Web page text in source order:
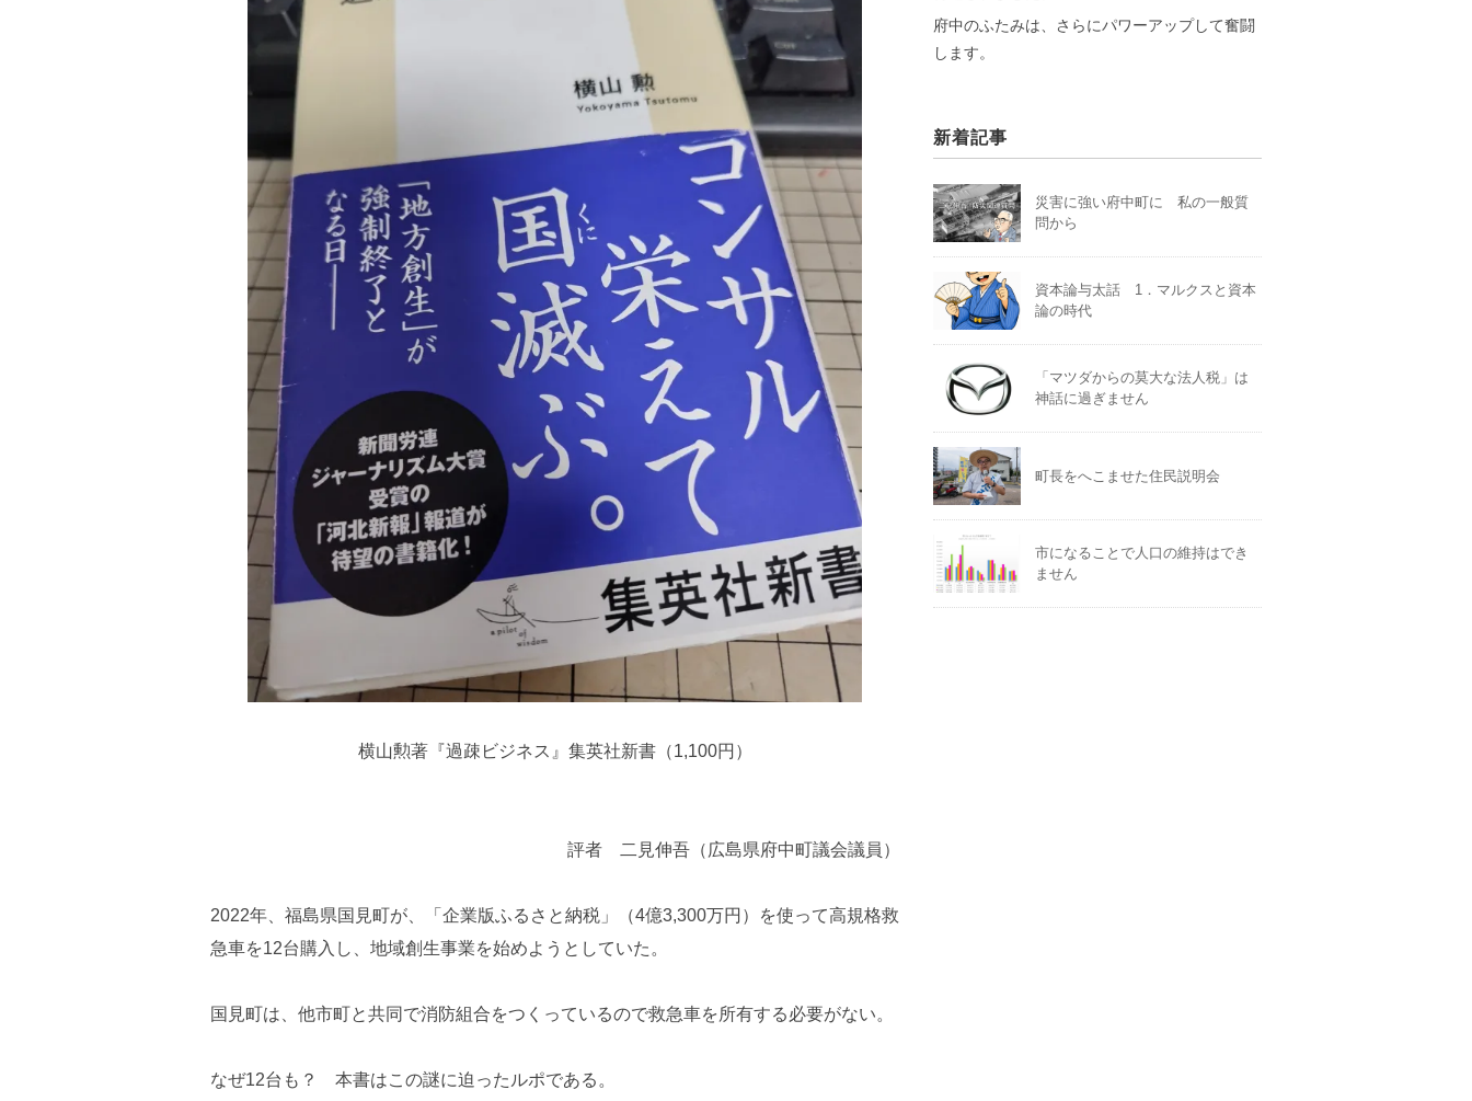
横山勲著『過疎ビジネス』集英社新書（1,100円）
評者 二見伸吾（広島県府中町議会議員）
2022年、福島県国見町が、「企業版ふるさと納税」（4億3,300万円）を使って高規格救
急車を12台購入し、地域創生事業を始めようとしていた。
国見町は、他市町と共同で消防組合をつくっているので救急車を所有する必要がない。
なぜ12台も？ 本書はこの謎に迫ったルポである。
府中のふたみは、さらにパワーアップして奮闘
します。
新着記事
災害に強い府中町に 私の一般質
問から
資本論与太話 1．マルクスと資本
論の時代
「マツダからの莫大な法人税」は
神話に過ぎません
町長をへこませた住民説明会
市になることで人口の維持はでき
ません